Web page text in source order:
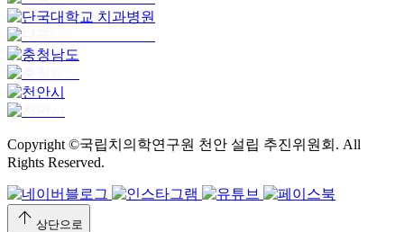
Copyright ©국립치의학연구원 천안 설립 추진위원회. All
Rights Reserved.
arrow_upward 상단으로